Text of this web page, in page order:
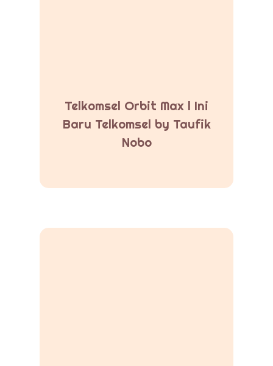
Telkomsel Orbit Max l Ini
Baru Telkomsel by Taufik
Nobo